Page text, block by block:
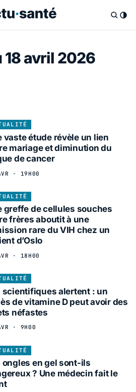
avril 2026
vaste étude révèle un lien
mariage et diminution du
de cancer
· 19H00
greffe de cellules souches
frères aboutit à une
rare du VIH chez un
d’Oslo
· 18H00
scientifiques alertent : un
de vitamine D peut avoir des
néfastes
· 9H00
ongles en gel sont-ils
? Une médecin fait le